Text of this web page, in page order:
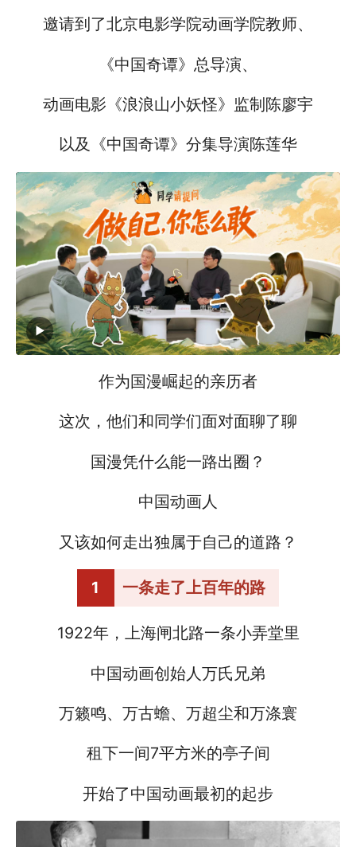
邀请到了北京电影学院动画学院教师、
《中国奇谭》总导演、
动画电影《浪浪山小妖怪》监制陈廖宇
以及《中国奇谭》分集导演陈莲华
作为国漫崛起的亲历者
这次，他们和同学们面对面聊了聊
国漫凭什么能一路出圈？
中国动画人
又该如何走出独属于自己的道路？
1 一条走了上百年的路
1922年，上海闸北路一条小弄堂里
中国动画创始人万氏兄弟
万籁鸣、万古蟾、万超尘和万涤寰
租下一间7平方米的亭子间
开始了中国动画最初的起步